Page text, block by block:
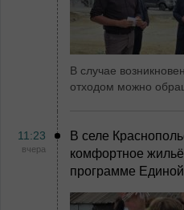
В случае
отходом можно
11:23
вчера
В селе
комфортное
программе